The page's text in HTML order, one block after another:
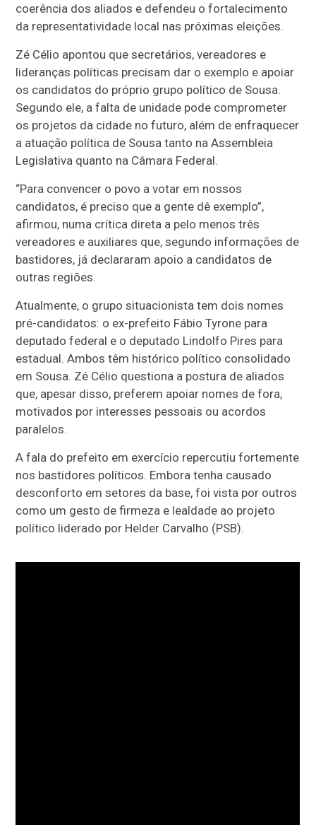
coerência dos aliados e defendeu o fortalecimento
da representatividade local nas próximas eleições.
Zé Célio apontou que secretários, vereadores e
lideranças políticas precisam dar o exemplo e apoiar
os candidatos do próprio grupo político de Sousa.
Segundo ele, a falta de unidade pode comprometer
os projetos da cidade no futuro, além de enfraquecer
a atuação política de Sousa tanto na Assembleia
Legislativa quanto na Câmara Federal.
“Para convencer o povo a votar em nossos
candidatos, é preciso que a gente dê exemplo”,
afirmou, numa crítica direta a pelo menos três
vereadores e auxiliares que, segundo informações de
bastidores, já declararam apoio a candidatos de
outras regiões.
Atualmente, o grupo situacionista tem dois nomes
pré-candidatos: o ex-prefeito Fábio Tyrone para
deputado federal e o deputado Lindolfo Pires para
estadual. Ambos têm histórico político consolidado
em Sousa. Zé Célio questiona a postura de aliados
que, apesar disso, preferem apoiar nomes de fora,
motivados por interesses pessoais ou acordos
paralelos.
A fala do prefeito em exercício repercutiu fortemente
nos bastidores políticos. Embora tenha causado
desconforto em setores da base, foi vista por outros
como um gesto de firmeza e lealdade ao projeto
político liderado por Helder Carvalho (PSB).